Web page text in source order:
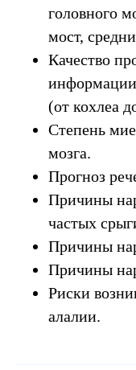
головного
мост,
Качество
информации
(от кохлеа
Степень
мозга.
Прогноз
Причины
частых
Причины
Причины
Риски
алалии.